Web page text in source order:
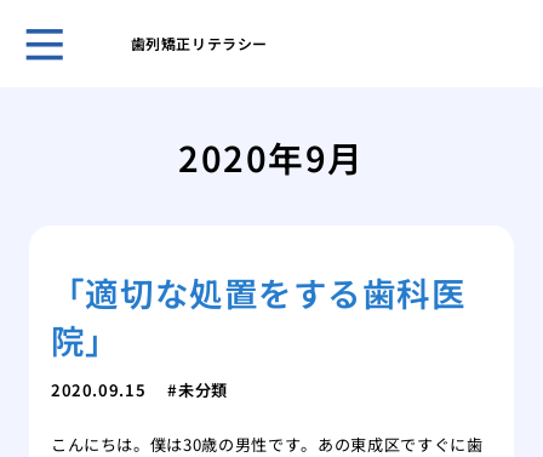
歯列矯正リテラシー
2020年9月
「適切な処置をする歯科医
院」
2020.09.15 未分類
こんにちは。僕は30歳の男性です。あの東成区ですぐに歯